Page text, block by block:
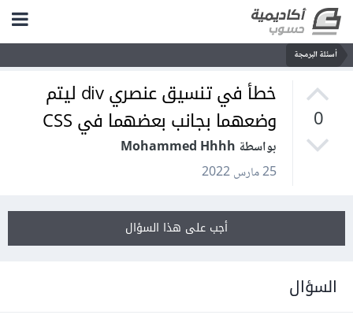
أسئلة البرمجة
0
خطأ في تنسيق عنصري div ليتم
وضعهما بجانب بعضهما في CSS
بواسطة Mohammed Hhhh
25 مارس 2022
أجب على هذا السؤال
السؤال